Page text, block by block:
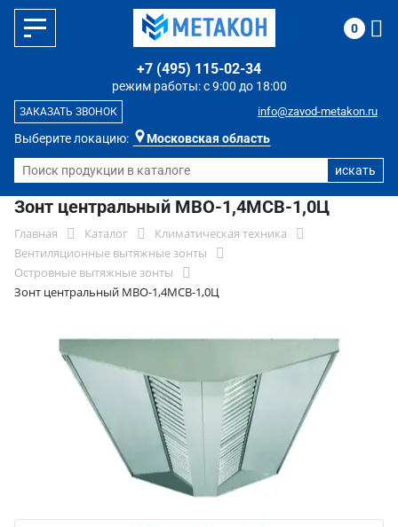
Выберите локацию: Московская область
режим работы: с 9:00 до 18:00
+7 (495) 115-02-34
info@zavod-metakon.ru
ЗАКАЗАТЬ ЗВОНОК
0
Зонт центральный МВО-1,4МСВ-1,0Ц
Главная Каталог
Климатическая техника
Вентиляционные вытяжные зонты
Островные вытяжные зонты
Зонт центральный МВО-1,4МСВ-1,0Ц